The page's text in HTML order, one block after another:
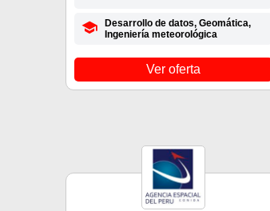
Desarrollo de datos, Geomática,
Ingeniería meteorológica
Ver oferta